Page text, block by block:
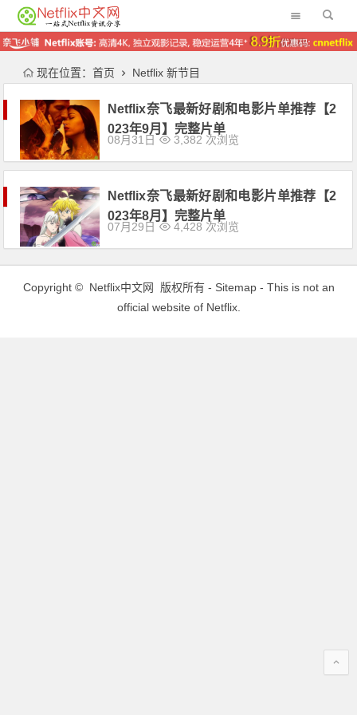
现在位置： 首页 Netflix 新节目
Netflix奈飞最新好剧和电影片单推荐【2
023年9月】完整片单
08月31日 3,382 次浏览
Netflix奈飞最新好剧和电影片单推荐【2
023年8月】完整片单
07月29日 4,428 次浏览
Copyright © Netflix中文网 版权所有 - Sitemap- This is not an
official website of Netflix.